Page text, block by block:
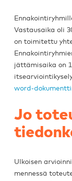
Vastausaika oli
on toimitettu
jättämisaika on
word-
Jo
Ulkoisen
mennessä